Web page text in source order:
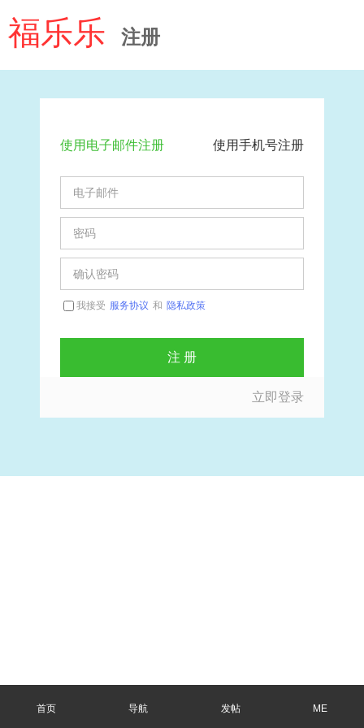
福乐乐 注册
使用电子邮件注册 使用手机号注册
我接受 服务协议 和 隐私政策
注 册
立即登录
首页 导航 发帖 ME